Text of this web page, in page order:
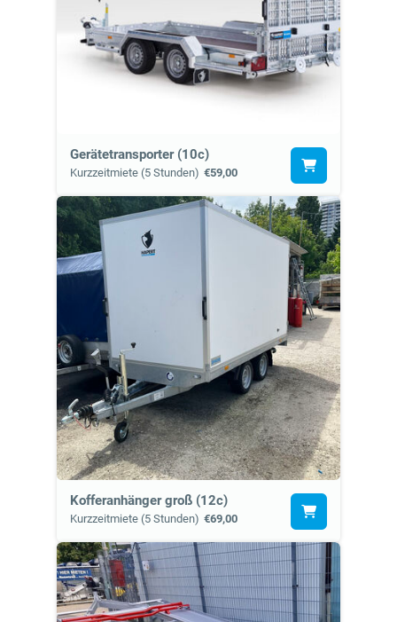
Gerätetransporter (10c)
Kurzzeitmiete (5 Stunden) €59,00
Kofferanhänger groß (12c)
Kurzzeitmiete (5 Stunden) €69,00